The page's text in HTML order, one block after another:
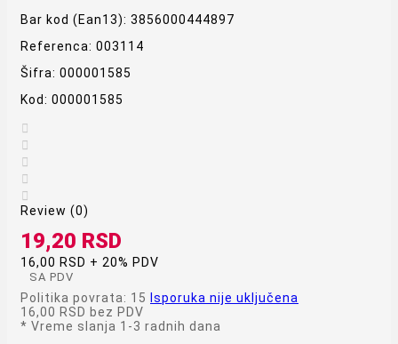
Bar kod (Ean13): 3856000444897
Referenca: 003114
Šifra: 000001585
Kod: 000001585





Review (0)
19,20 RSD
16,00 RSD + 20% PDV
SA PDV
Politika povrata: 15
Isporuka nije uključena
16,00 RSD bez PDV
* Vreme slanja 1-3 radnih dana